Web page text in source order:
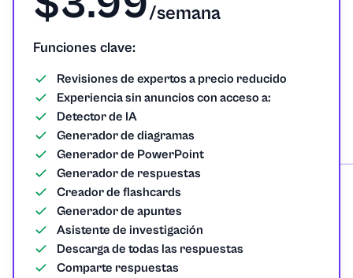
/semana
Funciones clave:
Revisiones de expertos a precio reducido
Experiencia sin anuncios con acceso a:
Detector de IA
Generador de diagramas
Generador de PowerPoint
Generador de respuestas
Creador de flashcards
Generador de apuntes
Asistente de investigación
Descarga de todas las respuestas
Comparte respuestas